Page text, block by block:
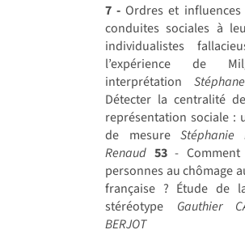
7 - Ordres et
conduites sociales à
individualistes
l’expérience de
interprétation
Détecter la centralité
représentation sociale :
de mesure
Renaud 53- Comment
personnes au chômage
française ? Étude de
stéréotype Gauthier
BERJOT